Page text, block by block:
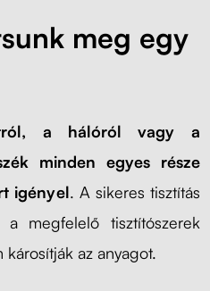
meg egy
a hálóról vagy a
minden egyes része
igényel. A sikeres tisztítás
megfelelő tisztítószerek
károsítják az anyagot.